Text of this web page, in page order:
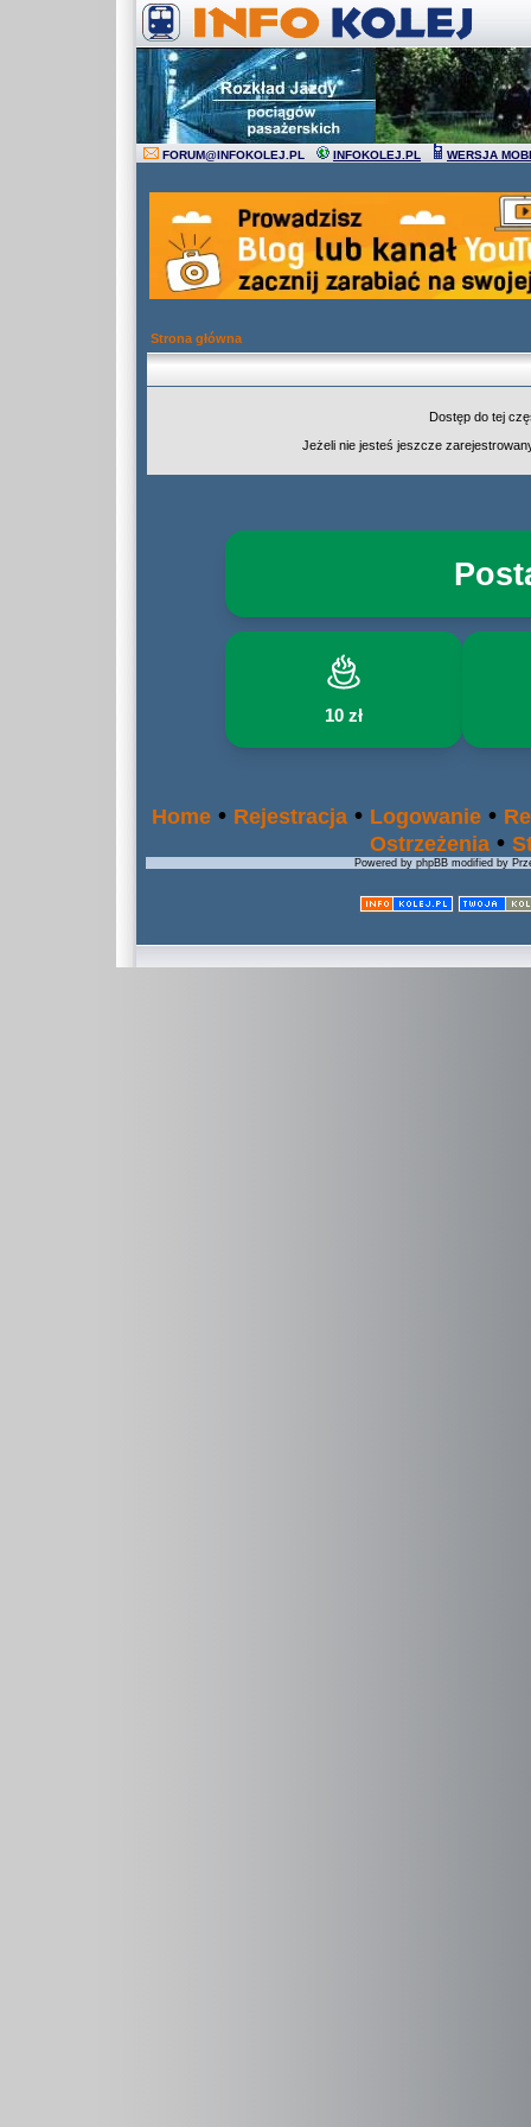
FORUM@INFOKOLEJ.PL INFOKOLEJ.PL WERSJA
Strona główna
Dostęp do tej
Jeżeli nie jesteś jeszcze
10 zł
Home • Rejestracja • Logowanie •
Ostrzeżenia •
Powered by phpBB modified by